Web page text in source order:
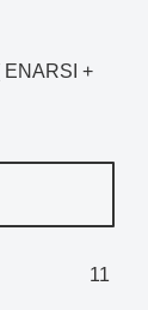
ENARSI +
11